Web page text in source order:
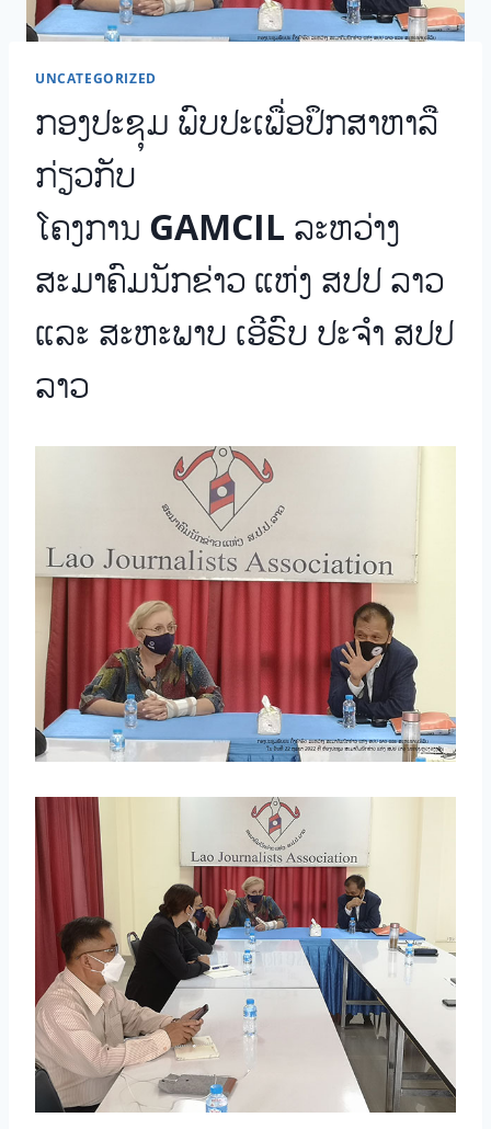
UNCATEGORIZED
ກອງປະຊຸມ ພົບປະເພື່ອປຶກສາຫາລື
ກ່ຽວກັບ
ໂຄງການ GAMCIL ລະຫວ່າງ
ສະມາຄົມນັກຂ່າວ ແຫ່ງ ສປປ ລາວ
ແລະ ສະຫະພາບ ເອີຣົບ ປະຈຳ ສປປ
ລາວ